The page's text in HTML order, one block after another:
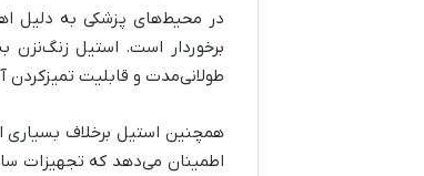
در محیط‌های پزشکی به دلیل
برخوردار است. استیل زنگ‌نزن
طولانی‌مدت و قابلیت تمیزکردن
همچنین استیل برخلاف بسیاری
اطمینان می‌دهد که تجهیزات